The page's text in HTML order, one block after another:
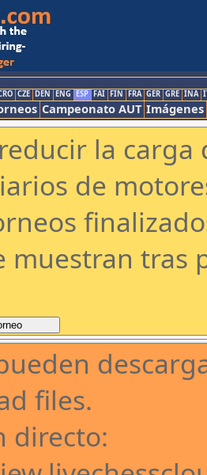
CZE DEN ENG ESP FAI FIN FRA GER GRE INA
Campeonato AUT Imágenes
la
de
muestran tras
files.
directo: